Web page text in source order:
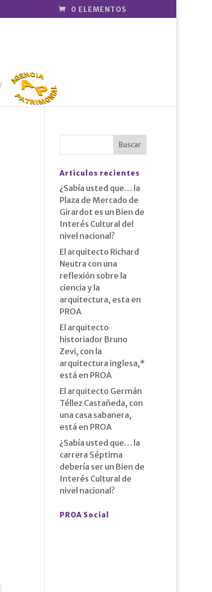
0 ELEMENTOS
AGENCIA
PATRIMONI
AL
Articulos recientes
¿Sabía usted que… la
Plaza de Mercado de
Girardot es un Bien de
Interés Cultural del
nivel nacional?
El arquitecto Richard
Neutra con una
reflexión sobre la
ciencia y la
arquitectura, esta en
PROA
El arquitecto
historiador Bruno
Zevi, con la
arquitectura inglesa,*
está en PROA
El arquitecto Germán
Téllez Castañeda, con
una casa sabanera,
está en PROA
¿Sabía usted que… la
carrera Séptima
debería ser un Bien de
Interés Cultural de
nivel nacional?
PROA Social